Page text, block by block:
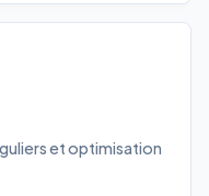
et optimisation